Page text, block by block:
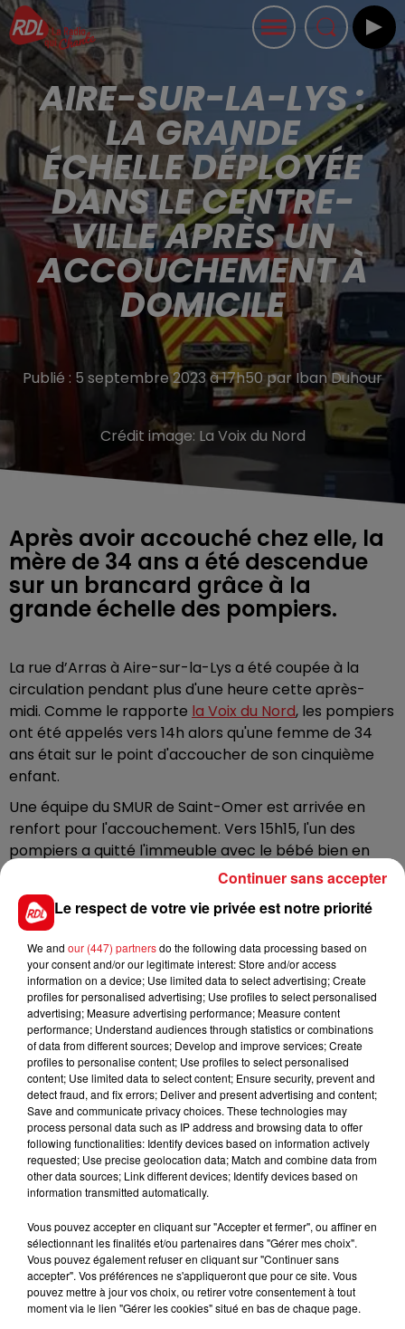
AIRE-SUR-LA-LYS :
LA GRANDE
ÉCHELLE DÉPLOYÉE
DANS LE CENTRE-
VILLE APRÈS UN
ACCOUCHEMENT À
DOMICILE
Publié : 5 septembre 2023 à 17h50 par Iban Duhour
Crédit image: La Voix du Nord
Après avoir accouché chez elle, la
mère de 34 ans a été descendue
sur un brancard grâce à la
grande échelle des pompiers.
La rue d’Arras à Aire-sur-la-Lys a été coupée à la
circulation pendant plus d'une heure cette après-
midi. Comme le rapporte la Voix du Nord, les pompiers
ont été appelés vers 14h alors qu'une femme de 34
ans était sur le point d'accoucher de son cinquième
enfant.
Une équipe du SMUR de Saint-Omer est arrivée en
renfort pour l'accouchement. Vers 15h15, l'un des
pompiers a quitté l'immeuble avec le bébé bien en
Sa mère a été évacuée de
l'appartement sur un brancard à l'aide de la grande
échelle des pompiers.
La maman et le bébé, né prématuré, se portent bien.
Les deux ont été héliportés au centre hospitalier
d’Armentières.
FIL D'ACTUS
15 juillet 2026
BÉTHUNE: ENQUÊTE POUR HOMICIDE
VOLONTAIRE EN COURS, APRÈS LA...
Selon les premiers éléments, le logement servait
Le respect de votre vie privée est notre priorité
We and our (447) partnersdo the following data processing based on
your consent and/or our legitimate interest: Store and/or access
information on a device; Use limited data to select advertising; Create
profiles for personalised advertising; Use profiles to select personalised
advertising; Measure advertising performance; Measure content
performance; Understand audiences through statistics or combinations
of data from different sources; Develop and improve services; Create
profiles to personalise content; Use profiles to select personalised
content; Use limited data to select content; Ensure security, prevent and
detect fraud, and fix errors; Deliver and present advertising and content;
Save and communicate privacy choices. These technologies may
process personal data such as IP address and browsing data to offer
following functionalities: Identify devices based on information actively
requested; Use precise geolocation data; Match and combine data from
other data sources; Link different devices; Identify devices based on
information transmitted automatically.
Vous pouvez accepter en cliquant sur "Accepter et fermer", ou affiner en
sélectionnant les finalités et/ou partenaires dans "Gérer mes choix".
Vous pouvez également refuser en cliquant sur "Continuer sans
accepter". Vos préférences ne s'appliqueront que pour ce site. Vous
pouvez mettre à jour vos choix, ou retirer votre consentement à tout
moment via le lien "Gérer les cookies" situé en bas de chaque page.
Continuer sans accepter